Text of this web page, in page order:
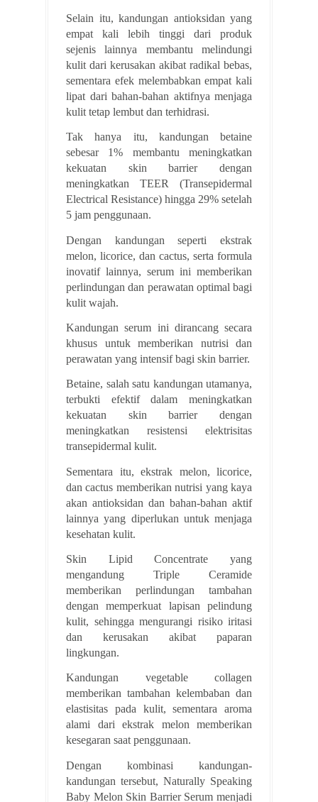
Selain itu, kandungan antioksidan yang
empat kali lebih tinggi dari produk
sejenis lainnya membantu melindungi
kulit dari kerusakan akibat radikal bebas,
sementara efek melembabkan empat kali
lipat dari bahan-bahan aktifnya menjaga
kulit tetap lembut dan terhidrasi.
Tak hanya itu, kandungan betaine
sebesar 1% membantu meningkatkan
kekuatan skin barrier dengan
meningkatkan TEER (Transepidermal
Electrical Resistance) hingga 29% setelah
5 jam penggunaan.
Dengan kandungan seperti ekstrak
melon, licorice, dan cactus, serta formula
inovatif lainnya, serum ini memberikan
perlindungan dan perawatan optimal bagi
kulit wajah.
Kandungan serum ini dirancang secara
khusus untuk memberikan nutrisi dan
perawatan yang intensif bagi skin barrier.
Betaine, salah satu kandungan utamanya,
terbukti efektif dalam meningkatkan
kekuatan skin barrier dengan
meningkatkan resistensi elektrisitas
transepidermal kulit.
Sementara itu, ekstrak melon, licorice,
dan cactus memberikan nutrisi yang kaya
akan antioksidan dan bahan-bahan aktif
lainnya yang diperlukan untuk menjaga
kesehatan kulit.
Skin Lipid Concentrate yang
mengandung Triple Ceramide
memberikan perlindungan tambahan
dengan memperkuat lapisan pelindung
kulit, sehingga mengurangi risiko iritasi
dan kerusakan akibat paparan
lingkungan.
Kandungan vegetable collagen
memberikan tambahan kelembaban dan
elastisitas pada kulit, sementara aroma
alami dari ekstrak melon memberikan
kesegaran saat penggunaan.
Dengan kombinasi kandungan-
kandungan tersebut, Naturally Speaking
Baby Melon Skin Barrier Serum menjadi